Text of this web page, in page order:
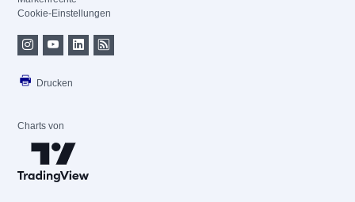
Cookie-Einstellungen
Drucken
Charts von